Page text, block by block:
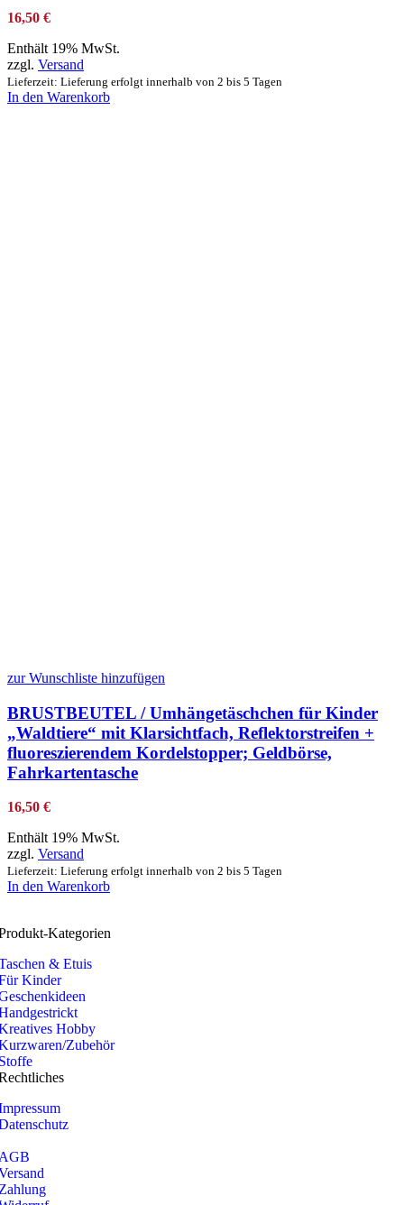
16,50 €
Enthält 19% MwSt.
zzgl. Versand
Lieferzeit: Lieferung erfolgt innerhalb von 2 bis 5 Tagen
In den Warenkorb
zur Wunschliste hinzufügen
BRUSTBEUTEL / Umhängetäschchen für Kinder
„Waldtiere“ mit Klarsichtfach, Reflektorstreifen +
fluoreszierendem Kordelstopper; Geldbörse,
Fahrkartentasche
16,50 €
Enthält 19% MwSt.
zzgl. Versand
Lieferzeit: Lieferung erfolgt innerhalb von 2 bis 5 Tagen
In den Warenkorb
Kategorien
& Etuis
Kinder
Hobby
Zubehör